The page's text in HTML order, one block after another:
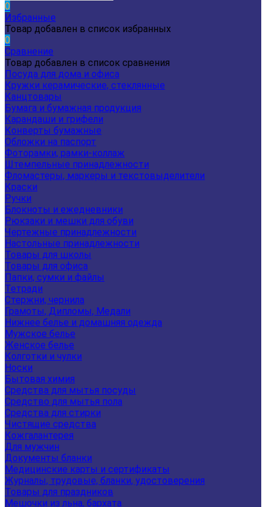
0
Избранные
Товар добавлен в список избранных
0
Сравнение
Товар добавлен в список сравнения
Посуда для дома и офиса
Кружки керамические, стеклянные
Канцтовары
Бумага и бумажная продукция
Карандаши и грифели
Конверты бумажные
Обложки на паспорт
Фоторамки, рамки-коллаж
Штемпельные принадлежности
Фломастеры, маркеры и текстовыделители
Краски
Ручки
Блокноты и ежедневники
Рюкзаки и мешки для обуви
Чертежные принадлежности
Настольные принадлежности
Товары для школы
Товары для офиса
Папки, сумки и файлы
Тетради
Стержни, чернила
Грамоты, Дипломы, Медали
Нижнее белье и домашняя одежда
Мужское белье
Женское белье
Колготки и чулки
Носки
Бытовая химия
Средства для мытья посуды
Средство для мытья пола
Средства для стирки
Чистящие средства
Кожгалантерея
Для мужчин
Документы бланки
Медицинские карты и сертификаты
Журналы, трудовые, бланки, удостоверения
Товары для праздников
Мешочки из льна, бархата